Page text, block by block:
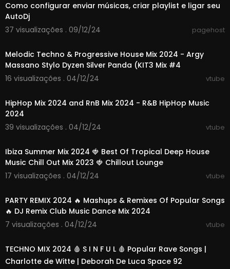
Como configurar enviar músicas, criar playlist e ligar seu
AutoDj
37 visualizações . 09/12/24
pagehost
Melodic Techno & Progressive House Mix 2024 - Argy
Massano Stylo Dyzen Silver Panda (KIT3 Mix #4
16 visualizações . 04/12/24
vtube
HipHop Mix 2024 and RnB Mix 2024 - R&B HipHop Music
2024
39 visualizações . 04/12/24
vtube
Ibiza Summer Mix 2024 🍓 Best Of Tropical Deep House
Music Chill Out Mix 2023 🍓 Chillout Lounge
17 visualizações . 04/12/24
vtube
PARTY REMIX 2024 🔥 Mashups & Remixes Of Popular Songs
🔥 DJ Remix Club Music Dance Mix 2024
7 visualizações . 04/12/24
vtube
TECHNO MIX 2024 🩸 S I N F U L 🩸 Popular Rave Songs |
Charlotte de Witte | Deborah De Luca Space 92